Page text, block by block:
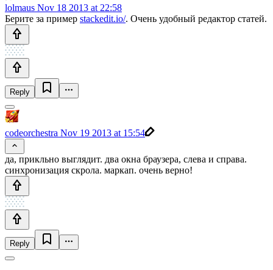
lolmaus Nov 18 2013 at 22:58
Берите за пример stackedit.io/. Очень удобный редактор статей.
Reply
codeorchestra Nov 19 2013 at 15:54
да, прикльно выглядит. два окна браузера, слева и справа.
синхронизация скрола. маркап. очень верно!
Reply